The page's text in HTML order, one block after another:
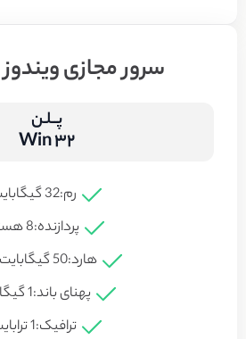
سرور مجازی ویندوز 32 گیگ
پــلـن
Win 32
رم:32 گیگابایت
پردازنده:8 هسته
پهنای باند:1 گیگابیت
هارد:50 گیگابایت SSD
ترافیک:1 ترابایت​